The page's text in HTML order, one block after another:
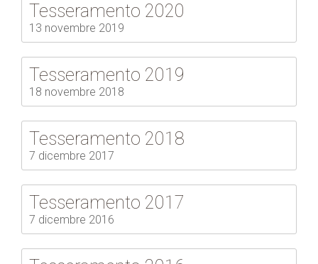
Tesseramento 2020
13 novembre 2019
Tesseramento 2019
18 novembre 2018
Tesseramento 2018
7 dicembre 2017
Tesseramento 2017
7 dicembre 2016